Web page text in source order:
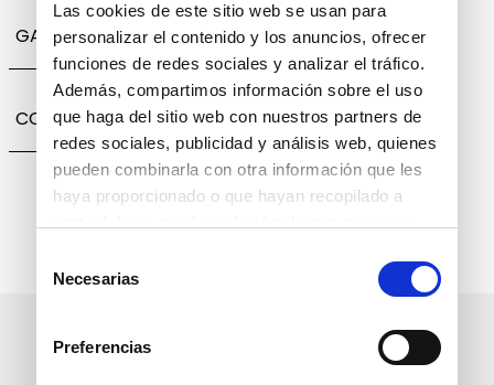
Las cookies de este sitio web se usan para
personalizar el contenido y los anuncios, ofrecer
funciones de redes sociales y analizar el tráfico.
Además, compartimos información sobre el uso
que haga del sitio web con nuestros partners de
redes sociales, publicidad y análisis web, quienes
pueden combinarla con otra información que les
haya proporcionado o que hayan recopilado a
deNecesarias
Preferencias
GARANTÍA, CAMBIOS Y DEVOLUCIONES
COMPARTIR
Suscríbete a nuestro boletín